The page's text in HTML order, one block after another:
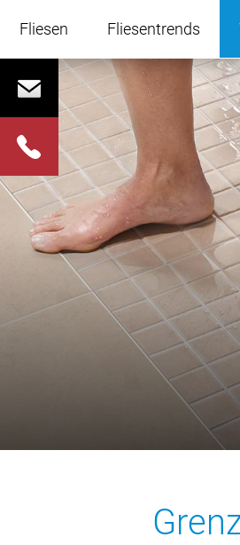
überspringen
Fliesen Fliesentrends